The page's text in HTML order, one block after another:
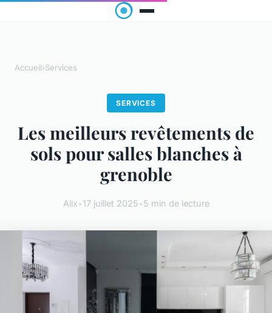
Accueil›Services
SERVICES
Les meilleurs revêtements de
sols pour salles blanches à
grenoble
Alix•17 juillet 2025•5 min de lecture